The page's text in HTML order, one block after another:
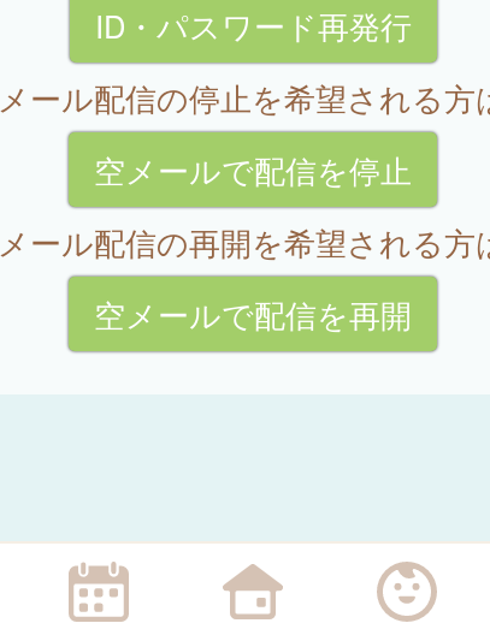
ID・パスワード再発行
メール配信の停止を希望される方
空メールで配信を停止
メール配信の再開を希望される方
空メールで配信を再開